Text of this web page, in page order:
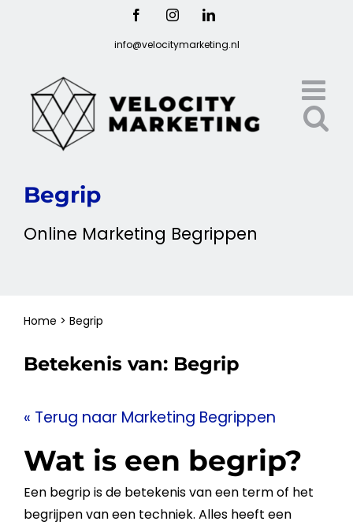
FacebookInstagramLinkedIn
info@velocitymarketing.nl
Begrip
Online Marketing Begrippen
Home > Begrip
Betekenis van: Begrip
« Terug naar Marketing Begrippen
Wat is een begrip?
Een begripis de betekenis van een term of het
begrijpen van een techniek. Alles heeft een